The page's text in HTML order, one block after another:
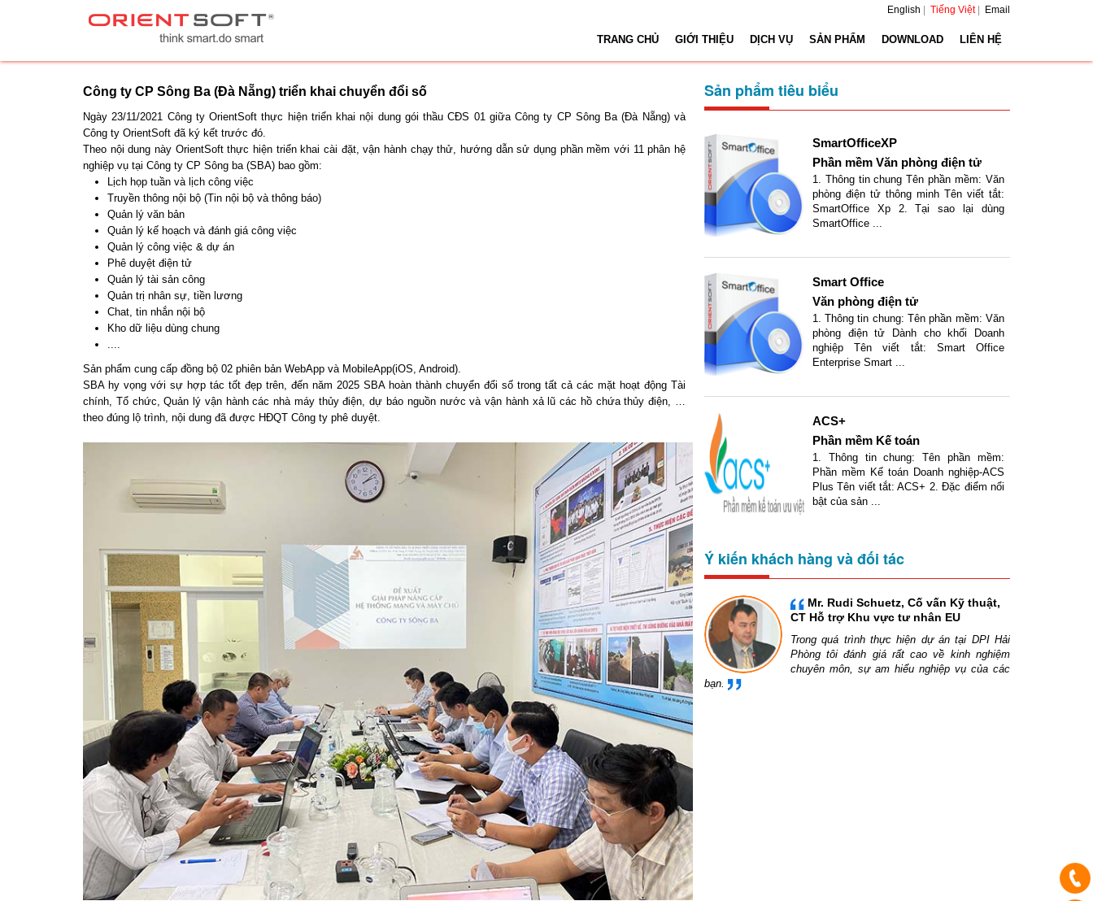
English Tiếng Việt| Email
TRANG CHỦ GIỚI THIỆU DỊCH VỤ SẢN PHẨM DOWNLOAD LIÊN HỆ
Công ty CP Sông Ba (Đà Nẵng) triển khai chuyển đổi số
Ngày 23/11/2021 Công ty OrientSoft thực hiện triển khai nội dung gói thầu CĐS 01 giữa Công ty CP Sông Ba (Đà Nẵng) và
Công ty OrientSoft đã ký kết trước đó.
Theo nội dung này OrientSoft thực hiện triển khai cài đặt, vận hành chạy thử, hướng dẫn sử dụng phần mềm với 11 phân hệ
nghiệp vụ tại Công ty CP Sông ba (SBA) bao gồm:
Lịch họp tuần và lịch công việc
Truyền thông nội bộ (Tin nội bộ và thông báo)
Quản lý văn bản
Quản lý kế hoạch và đánh giá công việc
Quản lý công việc & dự án
Phê duyệt điện tử
Quản lý tài sản công
Quản trị nhân sự, tiền lương
Chat, tin nhắn nội bộ
Kho dữ liệu dùng chung
....
Sản phẩm cung cấp đồng bộ 02 phiên bản WebApp và MobileApp(iOS, Android).
SBA hy vọng với sự hợp tác tốt đẹp trên, đến năm 2025 SBA hoàn thành chuyển đổi số trong tất cả các mặt hoạt động Tài
chính, Tổ chức, Quản lý vận hành các nhà máy thủy điện, dự báo nguồn nước và vận hành xả lũ các hồ chứa thủy điện, …
theo đúng lộ trình, nội dung đã được HĐQT Công ty phê duyệt.
Sản phẩm tiêu biểu
SmartOfficeXP
Phần mềm Văn phòng điện tử
1. Thông tin chung Tên phần mềm: Văn
phòng điện tử thông minh Tên viết tắt:
SmartOffice Xp 2. Tại sao lại dùng
SmartOffice ...
Smart Office
Văn phòng điện tử
1. Thông tin chung: Tên phần mềm: Văn
phòng điện tử Dành cho khối Doanh
nghiệp Tên viết tắt: Smart Office
Enterprise Smart ...
ACS+
Phần mềm Kế toán
1. Thông tin chung: Tên phần mềm:
Phần mềm Kế toán Doanh nghiệp-ACS
Plus Tên viết tắt: ACS+ 2. Đặc điểm nổi
bật của sản ...
Ý kiến khách hàng và đối tác
Mr. Rudi Schuetz, Cố vấn Kỹ thuật,
CT Hỗ trợ Khu vực tư nhân EU
Trong quá trình thực hiện dự án tại DPI Hải
Phòng tôi đánh giá rất cao về kinh nghiệm
chuyên môn, sự am hiểu nghiệp vụ của các
bạn.